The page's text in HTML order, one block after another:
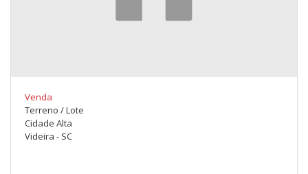
Venda
Terreno / Lote
Cidade Alta
Videira - SC